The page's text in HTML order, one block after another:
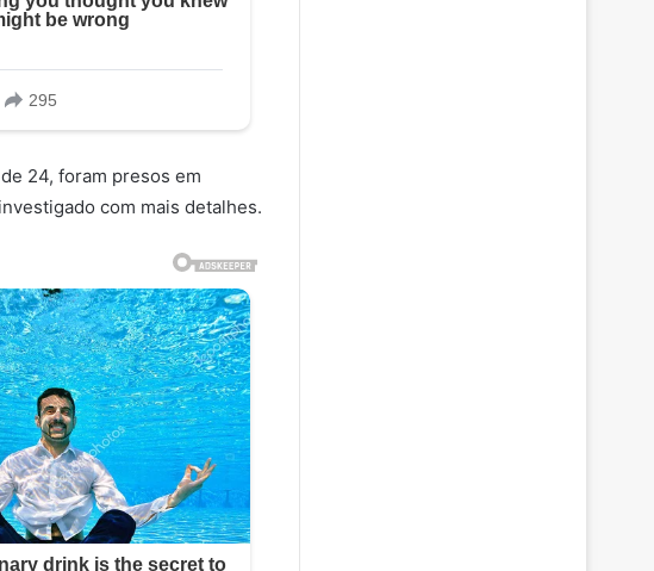
24, foram presos em
com mais detalhes.